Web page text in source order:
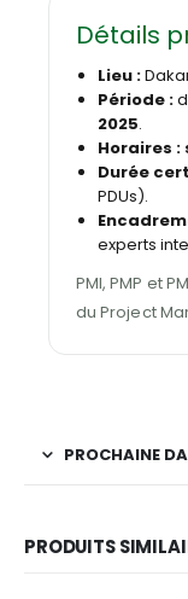
Détails
Lieu :
Période :
2025.
Horaires :
Durée
PDUs).
experts
PMI, PMP et
du Project
PROCHAINE
PRODUITS